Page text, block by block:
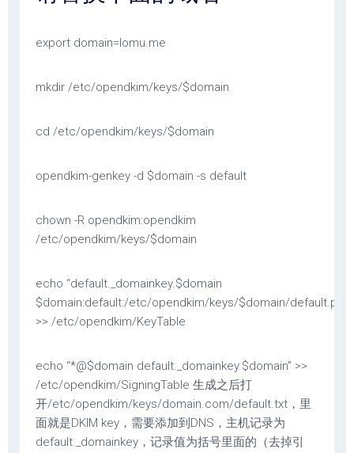
export domain=lomu.me
mkdir /etc/opendkim/keys/$domain
cd /etc/opendkim/keys/$domain
opendkim-genkey -d $domain -s default
chown -R opendkim:opendkim
/etc/opendkim/keys/$domain
echo “default._domainkey.$domain
$domain:default:/etc/opendkim/keys/$domain/
>> /etc/opendkim/KeyTable
echo “*@$domain default._domainkey.$domain” >>
/etc/opendkim/SigningTable 生成之后打
开/etc/opendkim/keys/domain.com/default.txt，里
面就是DKIM key，需要添加到DNS，主机记录为
default._domainkey，记录值为括号里面的（去掉引